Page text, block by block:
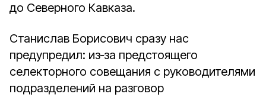
до Северного Кавказа.
Станислав Борисович сразу нас
предупредил: из‑за предстоящего
селекторного совещания с руководителями
подразделений на разговор